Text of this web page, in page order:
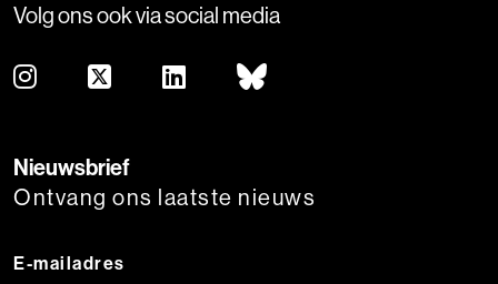
Volg ons ook via social media
Nieuwsbrief
Ontvang ons laatste nieuws
E-mailadres